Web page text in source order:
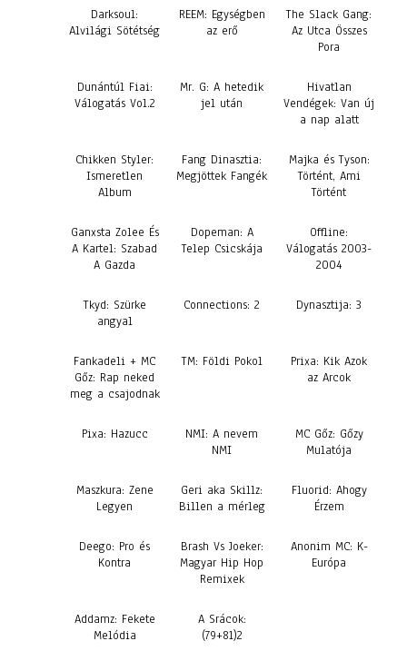
Darksoul:
Alvilági Sötétség
REEM: Egységben
az erő
The Slack Gang:
Az Utca Összes
Pora
Dunántúl Fiai:
Válogatás Vol.2
Mr. G: A hetedik
jel után
Hivatlan
Vendégek: Van új
a nap alatt
Chikken Styler:
Ismeretlen
Album
Fang Dinasztia:
Megjöttek Fangék
Majka és Tyson:
Történt, Ami
Történt
Ganxsta Zolee És
A Kartel: Szabad
A Gazda
Dopeman: A
Telep Csicskája
Offline:
Válogatás 2003-
2004
Tkyd: Szürke
angyal
Connections: 2 Dynasztija: 3
Fankadeli + MC
Gőz: Rap neked
meg a csajodnak
TM: Földi Pokol
Prixa: Kik Azok
az Arcok
Pixa: Hazucc
NMI: A nevem
NMI
MC Gőz: Gőzy
Mulatója
Maszkura: Zene
Legyen
Geri aka Skillz:
Billen a mérleg
Fluorid: Ahogy
Érzem
Deego: Pro és
Kontra
Brash Vs Joeker:
Magyar Hip Hop
Remixek
Anonim MC: K-
Európa
Addamz: Fekete
Melódia
A Srácok:
(79+81)2